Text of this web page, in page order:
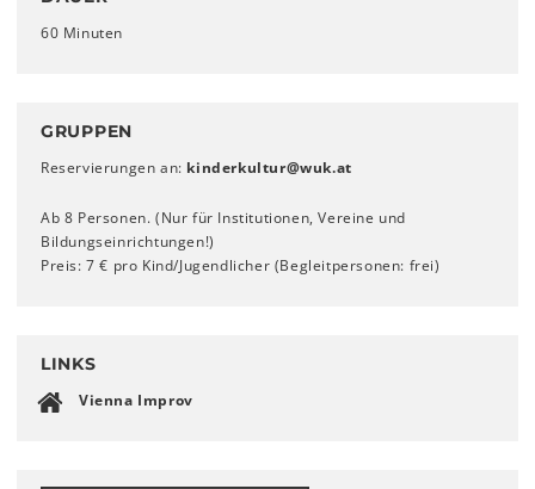
60 Minuten
GRUPPEN
Reservierungen an: kinderkultur@wuk.at
Ab 8 Personen. (Nur für Institutionen, Vereine und
Bildungseinrichtungen!)
Preis: 7 € pro Kind/Jugendlicher (Begleitpersonen: frei)
LINKS
Vienna Improv